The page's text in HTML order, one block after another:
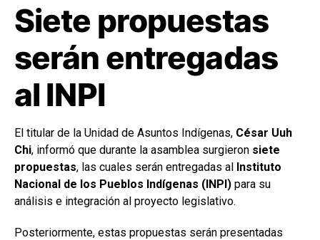
Siete propuestas
serán entregadas
al INPI
El titular de la Unidad de Asuntos Indígenas, César Uuh
Chi, informó que durante la asamblea surgieron siete
propuestas, las cuales serán entregadas al Instituto
Nacional de los Pueblos Indígenas (INPI) para su
análisis e integración al proyecto legislativo.
Posteriormente, estas propuestas serán presentadas